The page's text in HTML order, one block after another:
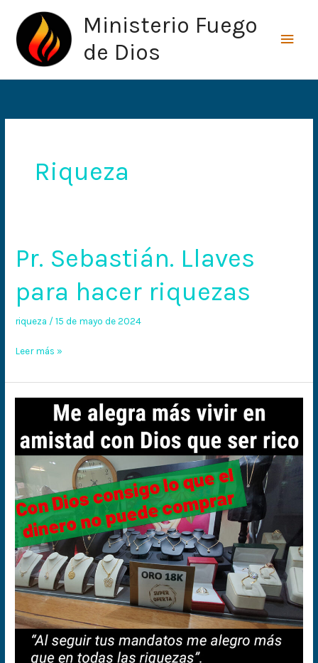
contenido
Ministerio Fuego
de Dios
Riqueza
Pr. Sebastián. Llaves
para hacer riquezas
riqueza /15 de mayo de 2024
Pr.
Sebastián.
Llaves
para
hacer
Leer más »
más
vivir
amistad
con
Dios